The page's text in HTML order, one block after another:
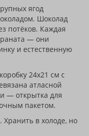
ягод
Шоколад
потёков. Каждая
— они
и естественную
24х21 см с
атласной
— открытка для
пакетом.
Хранить в холоде, но